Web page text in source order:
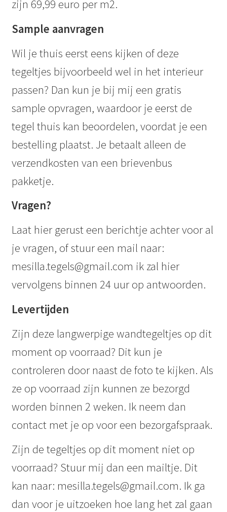
zijn 69,99 euro per m2.
Sample aanvragen
Wil je thuis eerst eens kijken of deze
tegeltjes bijvoorbeeld wel in het interieur
passen? Dan kun je bij mij een gratis
sample opvragen, waardoor je eerst de
tegel thuis kan beoordelen, voordat je een
bestelling plaatst. Je betaalt alleen de
verzendkosten van een brievenbus
pakketje.
Vragen?
Laat hier gerust een berichtje achter voor al
je vragen, of stuur een mail naar:
mesilla.tegels@gmail.com ik zal hier
vervolgens binnen 24 uur op antwoorden.
Levertijden
Zijn deze langwerpige wandtegeltjes op dit
moment op voorraad? Dit kun je
controleren door naast de foto te kijken. Als
ze op voorraad zijn kunnen ze bezorgd
worden binnen 2 weken. Ik neem dan
contact met je op voor een bezorgafspraak.
Zijn de tegeltjes op dit moment niet op
voorraad? Stuur mij dan een mailtje. Dit
kan naar: mesilla.tegels@gmail.com. Ik ga
dan voor je uitzoeken hoe lang het zal gaan